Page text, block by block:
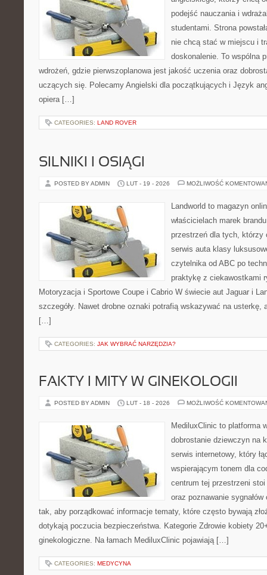
podejść nauczania i
studentami. Strona
nie chcą stać w miejscu i
doskonalenie. To wspólna
wdrożeń, gdzie pierwszoplanowa jest jakość uczenia oraz
uczących się. Polecamy Angielski dla początkujących i Język
opiera […]
CATEGORIES: LAND ROVER
SILNIKI I OSIĄGI
POSTED BY ADMIN LUT - 19 - 2026 MOŻLIWOŚĆ
Landworld to magazyn
właścicielach marek
przestrzeń dla tych, którzy
serwis auta klasy
czytelnika od ABC po
praktykę z ciekawostkami
Motoryzacja i Sportowe Coupe i Cabrio W świecie aut Jaguar i
szczegóły. Nawet drobne oznaki potrafią wskazywać na usterkę,
[…]
CATEGORIES: JAK WYBRAĆ NARZĘDZIA?
FAKTY I MITY W GINEKOLOGII
POSTED BY ADMIN LUT - 18 - 2026 MOŻLIWOŚĆ
MediluxClinic to platforma
dobrostanie dziewczyn na
serwis internetowy, który
wspierającym tonem dla
centrum tej przestrzeni
oraz poznawanie
tak, aby porządkować informacje tematy, które często bywają
dotykają poczucia bezpieczeństwa. Kategorie Zdrowie kobiety
ginekologiczne. Na łamach MediluxClinic pojawiają […]
CATEGORIES: MEDYCYNA